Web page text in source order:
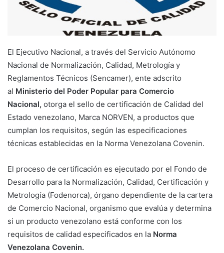
El Ejecutivo Nacional, a través del Servicio Autónomo
Nacional de Normalización, Calidad, Metrología y
Reglamentos Técnicos (Sencamer), ente adscrito
al Ministerio del Poder Popular para Comercio
Nacional, otorga el sello de certificación de Calidad del
Estado venezolano, Marca NORVEN, a productos que
cumplan los requisitos, según las especificaciones
técnicas establecidas en la Norma Venezolana Covenin.
El proceso de certificación es ejecutado por el Fondo de
Desarrollo para la Normalización, Calidad, Certificación y
Metrología (Fodenorca), órgano dependiente de la cartera
de Comercio Nacional, organismo que evalúa y determina
si un producto venezolano está conforme con los
requisitos de calidad especificados en la Norma
Venezolana Covenin.